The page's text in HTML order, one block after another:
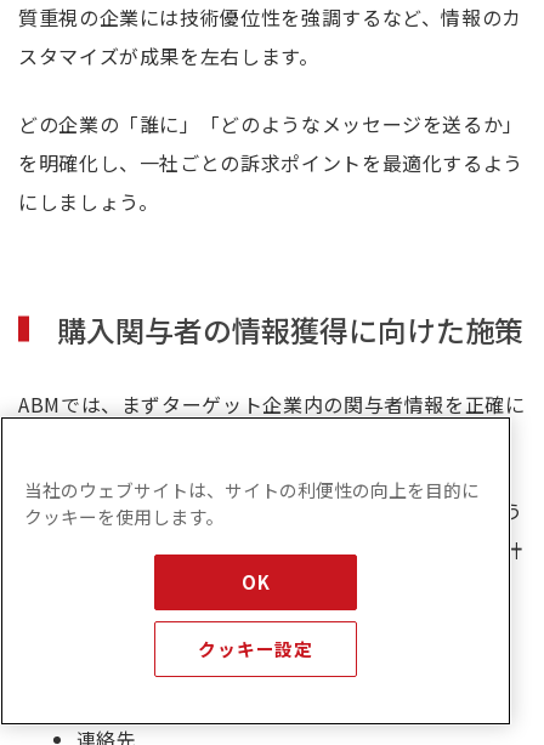
質重視の企業には技術優位性を強調するなど、情報のカ
スタマイズが成果を左右します。
どの企業の「誰に」「どのようなメッセージを送るか」
を明確化し、一社ごとの訴求ポイントを最適化するよう
にしましょう。
購入関与者の情報獲得に向けた施策
ABMでは、まずターゲット企業内の関与者情報を正確に
法規・個人情報保護の観点に注意しながら、以下のよう
な商材購入に関与するプロフィール情報獲得施策を設計
連絡先
当社のウェブサイトは、サイトの利便性の向上を目的に
クッキーを使用します。
OK
クッキー設定